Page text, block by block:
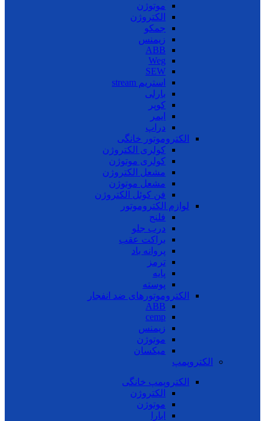
موتوژن
الکتروژن
جمکو
زیمنس
ABB
Weg
SEW
استریم stream
بارلی
کوپر
ایمر
دراپ
الکتروموتور خانگی
کولری الکتروژن
کولری موتوژن
مشعل الکتروژن
مشعل موتوژن
فن کوئل الکتروژن
لوازم الکتروموتور
فلنج
درب جلو
براکت عقب
پروانه باد
ترمز
پایه
پوسته
الکتروموتورهای ضد انفجار
ABB
cemp
زیمنس
موتوژن
میکسان
الکتروپمپ
الکتروپمپ خانگی
الکتروژن
موتوژن
ابارا